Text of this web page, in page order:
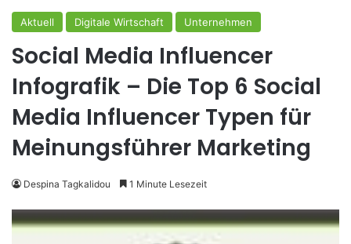
Aktuell Digitale Wirtschaft Unternehmen
Social Media Influencer
Infografik – Die Top 6 Social
Media Influencer Typen für
Meinungsführer Marketing
Despina Tagkalidou 1 Minute Lesezeit